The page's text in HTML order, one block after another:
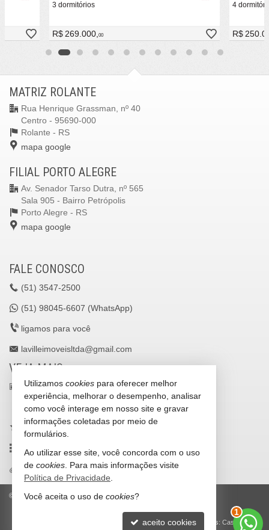
3 dormitórios
R$ 269.000, 00
4
R$
MATRIZ ROLANTE
Rua Henrique Grassman, nº 40
Centro - 95690-000
Rolante - RS
mapa google
FILIAL PORTO ALEGRE
Av. Senador Tarso Dutra, nº 565
Sala 905 - Bairro Petrópolis
Porto Alegre - RS
mapa google
FALE CONOSCO
(51) 3547-2500
(51) 98045-6607 (WhatsApp)
ligamos para você
lavilleimoveisltda@gmail.com
VEJA MAIS
receba nosso newsletter
cadastre seu imóvel
imóveis favoritos
mapa de imóveis
trabalhe conosco
© 2026 CRECI/RS 25036-J Política de Privacidade
Site para imobiliárias: Castel Digital
2
Utilizamos cookies para oferecer melhor
experiência, melhorar o desempenho, analisar
como você interage em nosso site e gravar
informações coletadas por meio de
formulários.
Ao utilizar esse site, você concorda com o uso
de cookies . Para mais informações visite
Política de Privacidade
Você aceita o uso de cookies?
aceito cookies